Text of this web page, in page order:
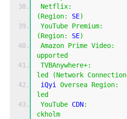
Netflix:
(Region: SE)
YouTube Premium:
(Region: SE)
Amazon Prime Video:
upported
TVBAnywhere+:
led
(Network Connection
iQyi Oversea Region:
led
YouTube CDN:
ckholm